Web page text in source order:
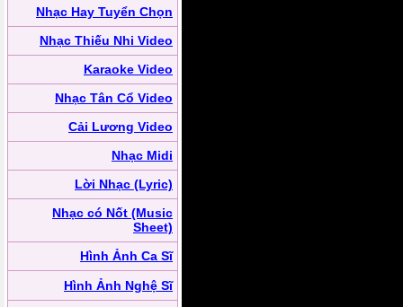
Nhạc Hay Tuyển Chọn
Nhạc Thiếu Nhi Video
Karaoke Video
Nhạc Tân Cổ Video
Cải Lương Video
Nhạc Midi
Lời Nhạc (Lyric)
Nhạc có Nốt (Music
Sheet)
Hình Ảnh Ca Sĩ
Hình Ảnh Nghệ Sĩ